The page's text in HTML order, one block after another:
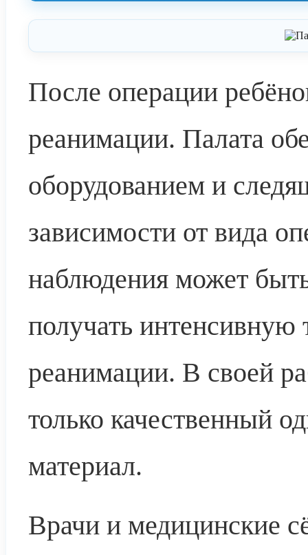
После операции
реанимации. Палата
оборудованием и
зависимости от вида
наблюдения может
получать интенсивную
реанимации. В своей
только качественный
материал.
Врачи и медицинские